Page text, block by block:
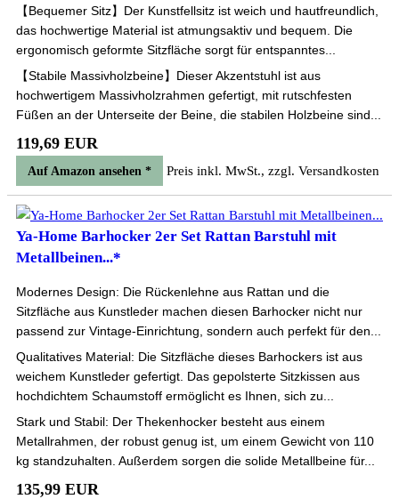
【Bequemer Sitz】Der Kunstfellsitz ist weich und hautfreundlich,
das hochwertige Material ist atmungsaktiv und bequem. Die
ergonomisch geformte Sitzfläche sorgt für entspanntes...
【Stabile Massivholzbeine】Dieser Akzentstuhl ist aus
hochwertigem Massivholzrahmen gefertigt, mit rutschfesten
Füßen an der Unterseite der Beine, die stabilen Holzbeine sind...
119,69 EUR
Auf Amazon ansehen * Preis inkl. MwSt., zzgl. Versandkosten
Ya-Home Barhocker 2er Set Rattan Barstuhl mit
Metallbeinen...*
Modernes Design: Die Rückenlehne aus Rattan und die
Sitzfläche aus Kunstleder machen diesen Barhocker nicht nur
passend zur Vintage-Einrichtung, sondern auch perfekt für den...
Qualitatives Material: Die Sitzfläche dieses Barhockers ist aus
weichem Kunstleder gefertigt. Das gepolsterte Sitzkissen aus
hochdichtem Schaumstoff ermöglicht es Ihnen, sich zu...
Stark und Stabil: Der Thekenhocker besteht aus einem
Metallrahmen, der robust genug ist, um einem Gewicht von 110
kg standzuhalten. Außerdem sorgen die solide Metallbeine für...
135,99 EUR